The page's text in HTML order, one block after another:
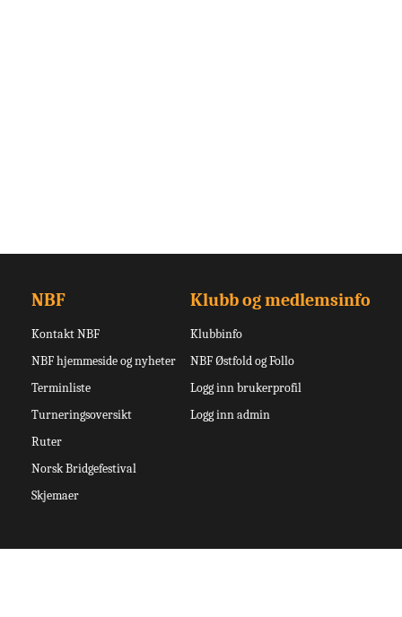
NBF
Kontakt NBF
NBF hjemmeside og nyheter
Terminliste
Turneringsoversikt
Ruter
Norsk Bridgefestival
Skjemaer
Klubb og medlemsinfo
Klubbinfo
NBF Østfold og Follo
Logg inn brukerprofil
Logg inn admin